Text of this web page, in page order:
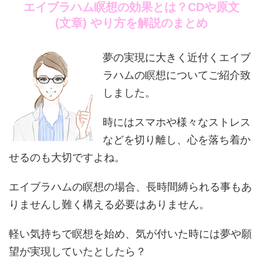
エイブラハム瞑想の効果とは？CDや原文
(文章) やり方を解説のまとめ
夢の実現に大きく近付くエイブ
ラハムの瞑想についてご紹介致
しました。
時にはスマホや様々なストレス
などを切り離し、心を落ち着か
せるのも大切ですよね。
エイブラハムの瞑想の場合、長時間縛られる事もあ
りませんし難く構える必要はありません。
軽い気持ちで瞑想を始め、気が付いた時には夢や願
望が実現していたとしたら？